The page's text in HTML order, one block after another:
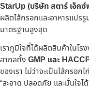
StarUp (บริษัท สตาร์ เอ็กซ์
ผลิตไส้กรอกและอาหารแป
มาตรฐานสูงสุด
เราภูมิใจที่ได้ผลิตสินค้าในโ
สากลทั้ง GMP และ
ของเรา ไม่ว่าจะเป็นไส้กรอ
“สะอาด ปลอดภัย และมั่นใจ